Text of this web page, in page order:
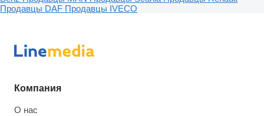
Продавцы DAF Продавцы IVECO
Компания
О нас